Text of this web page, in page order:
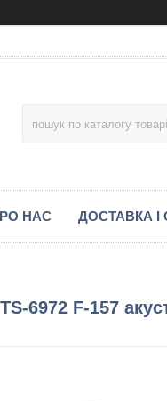
НАС ДОСТАВКА І
6972 F-157